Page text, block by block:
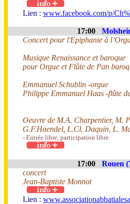
Lien : www.facebook.com/p/
17:00
Concert pour l'Epiphanie à
Musique Renaissance et baroque
pour Orgue et Flûte de Pan
Emmanuel Schublin -orgue
Philippe Emmanuel Haas -flûte
Oeuvre de M.A. Charpentier, M.
G.F.Haendel, L.Cl. Daquin, L.
- Entrée libre, participation libre
17:00 Rouen
concert
Jean-Baptiste Monnot
Lien :